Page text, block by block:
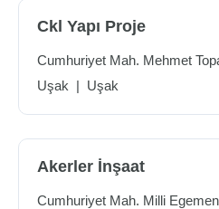
Ckl Yapı Proje
Cumhuriyet Mah. Mehmet
Uşak | Uşak
Akerler İnşaat
Cumhuriyet Mah. Milli